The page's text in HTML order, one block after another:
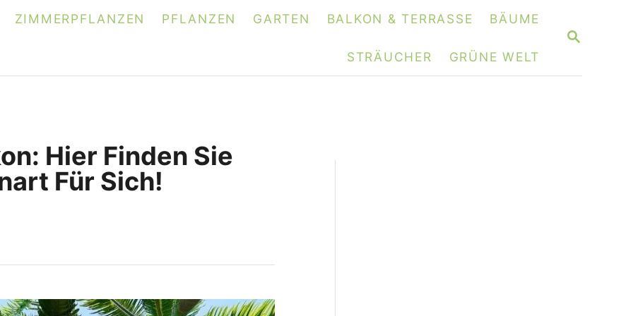
S
R
ZIMMERPFLANZEN PFLANZEN GARTEN BALKON & TERRASSE BÄUME
STRÄUCHER GRÜNE WELT
Hier Finden Sie
Für Sich!